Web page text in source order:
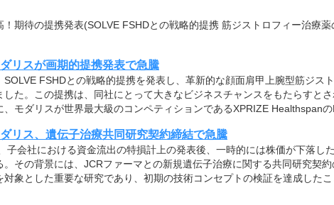
！期待の提携発表(SOLVE FSHDとの戦略的提携 筋ジストロフィー治療
リスが画期的提携発表で急騰
FSHDとの戦略的提携を発表し、革新的な顔面肩甲上腕型筋ジス
した。この提携は、同社にとって大きなビジネスチャンスをもたらすと
、モダリスが世界最大級のコンペティションであるXPRIZE Healthspanの
リス、遺伝子治療共同研究契約締結で急騰
子会社における資金流出の特損計上の発表後、一時的には株価が下落し
。その背景には、JCRファーマとの新規遺伝子治療に関する共同研究契
対象とした重要な研究であり、初期の技術コンセプトの検証を達成したこ